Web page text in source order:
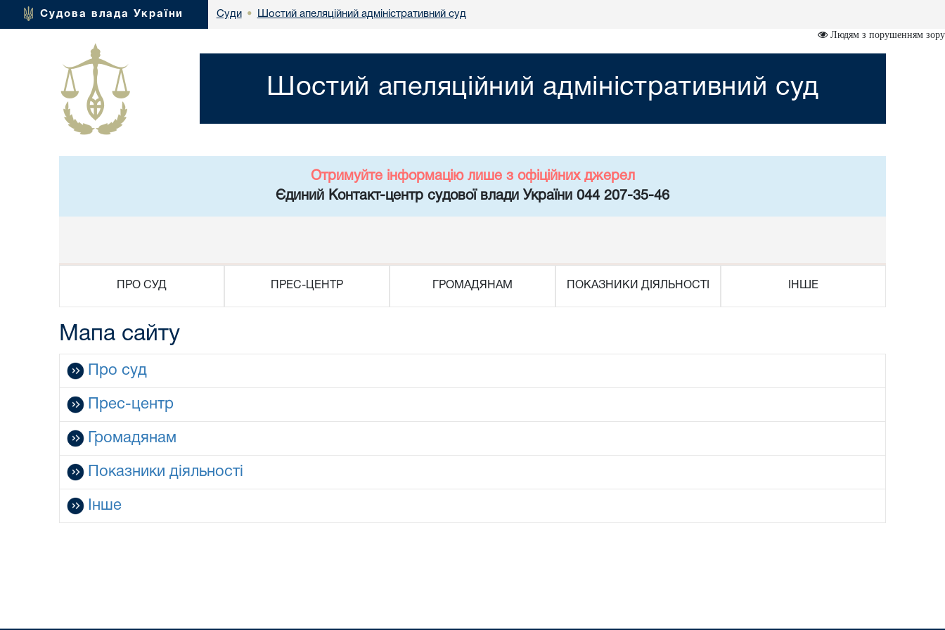
Судова влада України Суди • Шостий апеляційний адміністративний суд
Людям з порушенням зору
Шостий апеляційний адміністративний суд
Отримуйте інформацію лише з офіційних джерел
Єдиний Контакт-центр судової влади України 044 207-35-46
ПРО СУД ПРЕС-ЦЕНТР ГРОМАДЯНАМ ПОКАЗНИКИ ДІЯЛЬНОСТІ ІНШЕ
Мапа сайту
Про суд
Прес-центр
Громадянам
Показники діяльності
Інше